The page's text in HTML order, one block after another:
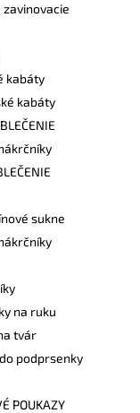
zavinovacie
kabáty
kabáty
sukne
na ruku
tvár
podprsenky
POUKAZY